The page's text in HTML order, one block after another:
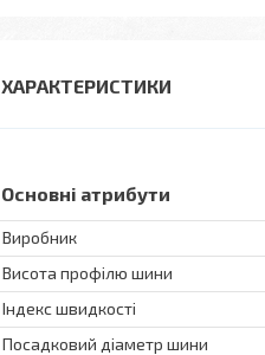
ХАРАКТЕРИСТИКИ
Основні атрибути
Виробник
Висота профілю шини
Індекс швидкості
Посадковий діаметр шини